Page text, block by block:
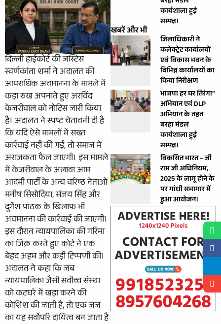
दिल्ली हाईकोर्ट की जस्टिस
स्वर्णकांता शर्मा ने अदालत की
आपराधिक अवमानना के मामले में
कड़ा रुख अपनाते हुए अरविंद
केजरीवाल को नोटिस जारी किया
है। अदालत ने स्पष्ट चेतावनी दी है
कि यदि ऐसे मामलों में सख्त
कार्रवाई नहीं की गई, तो समाज में
अराजकता फैल जाएगी। इस मामले
में केजरीवाल के अलावा आम
आदमी पार्टी के अन्य वरिष्ठ नेताओं
मनीष सिसोदिया, संजय सिंह और
दुर्गेश पाठक के खिलाफ भी
अवमानना की कार्रवाई की जाएगी।
इस दौरान न्यायपालिका की गरिमा
का जिक्र करते हुए कोर्ट ने एक
बेहद अहम और कड़ी टिप्पणी की।
अदालत ने कहा कि जब
न्यायपालिका जैसी सर्वोच्च संस्था
को कटघरे में खड़ा करने की
कोशिश की जाती है, तो एक जज
का यह सर्वोपरि दायित्व बन जाता है
कार्यशाला हुई
सम्पन्न।
खबरें और भी
जिलाधिकारी ने
कलेक्ट्रेट कार्यालयों
एवं विकास भवन के
विभिन्न कार्यालयों का
किया निरीक्षण
भाजपा हर घर तिरंगा”
अभियान एवं DLP
अभियान के तहत
बरहा मंडल
कार्यशाला हुई
सम्पन्न।
विकसित भारत – जी
राम जी अधिनियम,
2025 के लागू होने के
पर गांधी सभागार में
हुआ आयोजन।